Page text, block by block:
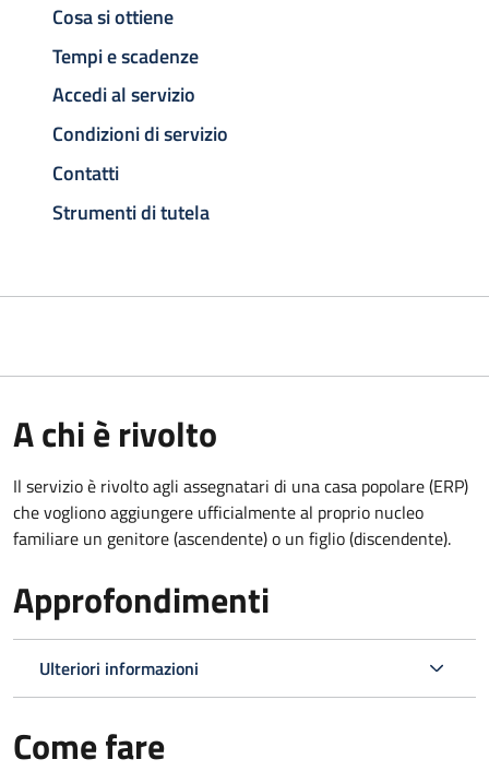
Cosa si ottiene
Tempi e scadenze
Accedi al servizio
Condizioni di servizio
Contatti
Strumenti di tutela
A chi è rivolto
Il servizio è rivolto agli assegnatari di una casa popolare (ERP)
che vogliono aggiungere ufficialmente al proprio nucleo
familiare un genitore (ascendente) o un figlio (discendente).
Approfondimenti
Ulteriori informazioni
Come fare